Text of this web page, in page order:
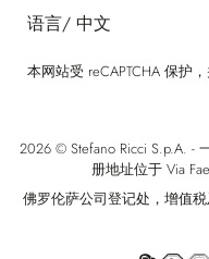
语言/ 中文
本网站受 reCAPTCHA 保护
2026 © Stefano Ricci S.p.A. -
册地址位于 Via
佛罗伦萨公司登记处，增值